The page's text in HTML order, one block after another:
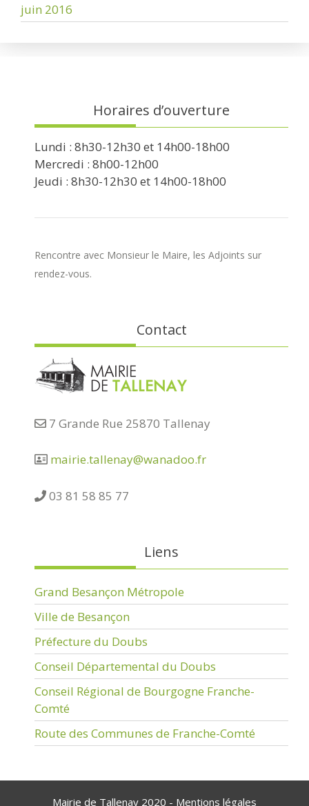
juin 2016
Horaires d’ouverture
Lundi : 8h30-12h30 et 14h00-18h00
Mercredi : 8h00-12h00
Jeudi : 8h30-12h30 et 14h00-18h00
Rencontre avec Monsieur le Maire, les Adjoints sur
rendez-vous.
Contact
7 Grande Rue 25870 Tallenay
mairie.tallenay@wanadoo.fr
03 81 58 85 77
Liens
Grand Besançon Métropole
Ville de Besançon
Préfecture du Doubs
Conseil Départemental du Doubs
Conseil Régional de Bourgogne Franche-
Comté
Route des Communes de Franche-Comté
Mairie de Tallenay 2020 - Mentions légales